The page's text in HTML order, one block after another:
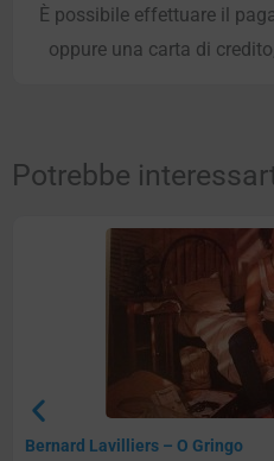
È possibile effettuare il
oppure una carta di
Potrebbe
Bernard Lavilliers – O Gringo